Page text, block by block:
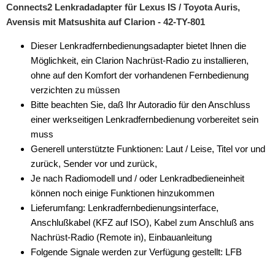
Antennenstab
Antennenstecker
Antennenverstärker
Antennenzubehör
Aux-In-Adapter
CAN-BUS-Adapter
Cinch-Kabel
Entriegelung
Connects2 Lenkradadapter für Lexus IS / Toyota Auris,
Avensis mit Matsushita auf Clarion - 42-TY-801
Dieser Lenkradfernbedienungsadapter bietet Ihnen die
Möglichkeit, ein Clarion Nachrüst-Radio zu installieren,
ohne auf den Komfort der vorhandenen Fernbedienung
verzichten zu müssen
Bitte beachten Sie, daß Ihr Autoradio für den Anschluss
einer werkseitigen Lenkradfernbedienung vorbereitet sein
muss
Generell unterstützte Funktionen: Laut / Leise, Titel vor und
zurück, Sender vor und zurück,
Je nach Radiomodell und / oder Lenkradbedieneinheit
können noch einige Funktionen hinzukommen
Lieferumfang: Lenkradfernbedienungsinterface,
Anschlußkabel (KFZ auf ISO), Kabel zum Anschluß ans
Nachrüst-Radio (Remote in), Einbauanleitung
Folgende Signale werden zur Verfügung gestellt: LFB